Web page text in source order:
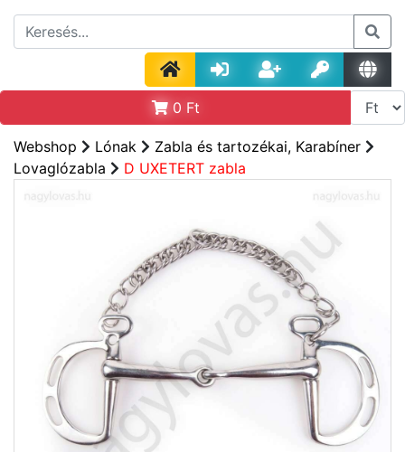
0 Ft
Webshop Lónak
Zabla és tartozékai, Karabíner
Lovaglózabla
D UXETERT zabla